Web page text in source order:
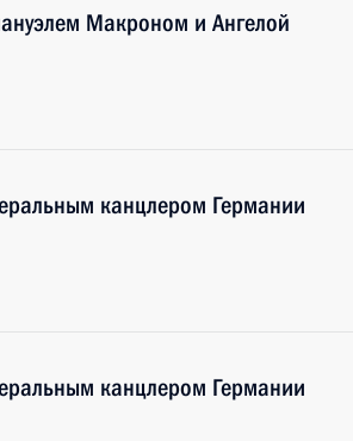
Макроном и Ангелой
канцлером Германии
канцлером Германии